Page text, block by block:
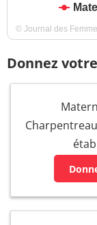
© Journal des
Donnez